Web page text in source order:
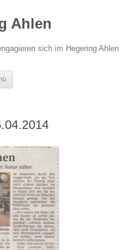
Ahlen
sich im Hegering Ahlen